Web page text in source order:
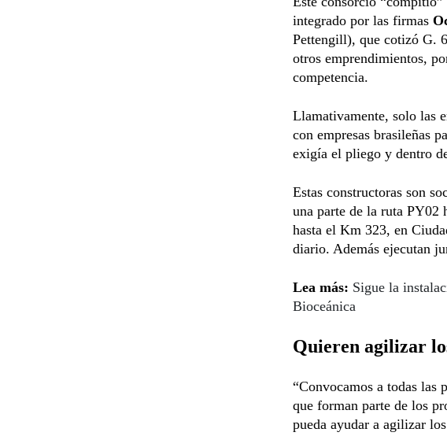
integrado por las firmas
Pettengill), que cotizó G.
otros emprendimientos,
competencia.
Llamativamente, solo las
con empresas brasileñas
exigía el pliego y dentro
Estas constructoras son
una parte de la ruta PY02
hasta el Km 323, en
diario. Además ejecutan
Lea más: Sigue la
Bioceánica
Quieren agilizar
“Convocamos a todas las
que forman parte de los
pueda ayudar a agilizar